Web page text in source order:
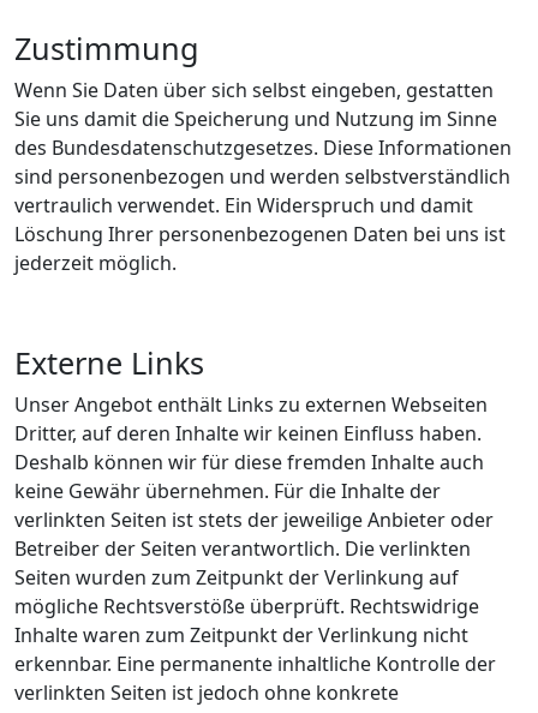
Zustimmung
Wenn Sie Daten über sich selbst eingeben, gestatten
Sie uns damit die Speicherung und Nutzung im Sinne
des Bundesdatenschutzgesetzes. Diese Informationen
sind personenbezogen und werden selbstverständlich
vertraulich verwendet. Ein Widerspruch und damit
Löschung Ihrer personenbezogenen Daten bei uns ist
jederzeit möglich.
Externe Links
Unser Angebot enthält Links zu externen Webseiten
Dritter, auf deren Inhalte wir keinen Einfluss haben.
Deshalb können wir für diese fremden Inhalte auch
keine Gewähr übernehmen. Für die Inhalte der
verlinkten Seiten ist stets der jeweilige Anbieter oder
Betreiber der Seiten verantwortlich. Die verlinkten
Seiten wurden zum Zeitpunkt der Verlinkung auf
mögliche Rechtsverstöße überprüft. Rechtswidrige
Inhalte waren zum Zeitpunkt der Verlinkung nicht
erkennbar. Eine permanente inhaltliche Kontrolle der
verlinkten Seiten ist jedoch ohne konkrete